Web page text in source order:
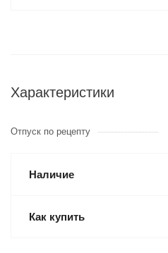
Характеристики
Отпуск по рецепту
Наличие
Как купить